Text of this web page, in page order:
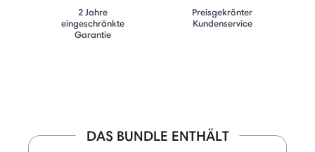
2 Jahre
eingeschränkte
Garantie
Preisgekrönter
Kundenservice
DAS BUNDLE ENTHÄLT